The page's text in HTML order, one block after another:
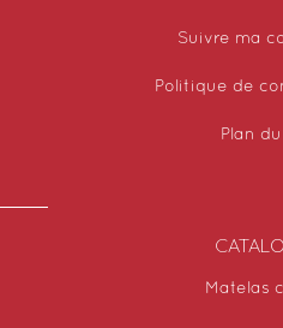
Suivre ma
Politique de
Plan
Matelas